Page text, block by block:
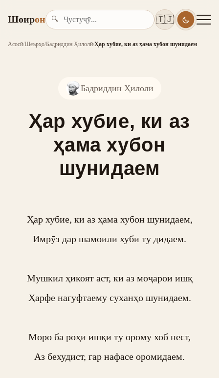
Шоирон 🔍 🇹🇯
Асосӣ/Шеърҳо/Бадриддин Ҳилолӣ/Ҳар хубие, ки аз ҳама хубон шунидаем
Бадриддин Ҳилолӣ
Ҳар хубие, ки аз
ҳама хубон
шунидаем
Ҳар хубие, ки аз ҳама хубон шунидаем,
Имрӯз дар шамоили хуби ту дидаем.
Мушкил ҳикоят аст, ки аз моҷарои ишқ
Ҳарфе нагуфтаему суханҳо шунидаем.
Моро ба роҳи ишқи ту орому хоб нест,
Аз бехудист, гар нафасе оромидаем.